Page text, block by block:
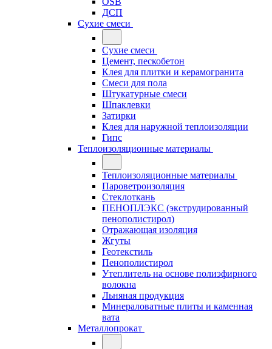
ДСП
Сухие смеси
Сухие смеси
Цемент, пескобетон
Клея для плитки и керамогранита
Смеси для пола
Штукатурные смеси
Шпаклевки
Затирки
Клея для наружной теплоизоляции
Гипс
Теплоизоляционные материалы
Теплоизоляционные материалы
Пароветроизоляция
Стеклоткань
ПЕНОПЛЭКС (экструдированный
пенополистирол)
Отражающая изоляция
Жгуты
Геотекстиль
Пенополистирол
Утеплитель на основе полиэфирного
волокна
Льняная продукция
Минераловатные плиты и каменная
вата
Металлопрокат